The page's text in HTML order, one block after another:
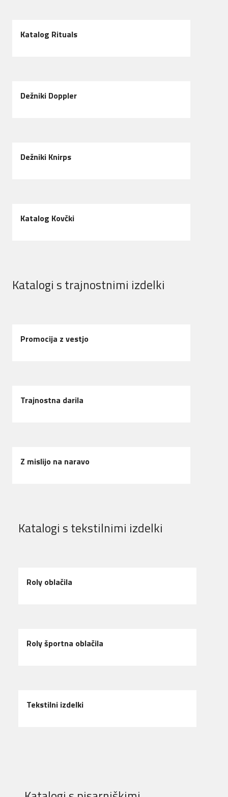
Katalog Rituals
Dežniki Doppler
Dežniki Knirps
Katalog Kovčki
Katalogi s trajnostnimi izdelki
Promocija z vestjo
Trajnostna darila
Z mislijo na naravo
Katalogi s tekstilnimi izdelki
Roly oblačila
Roly športna oblačila
Tekstilni izdelki